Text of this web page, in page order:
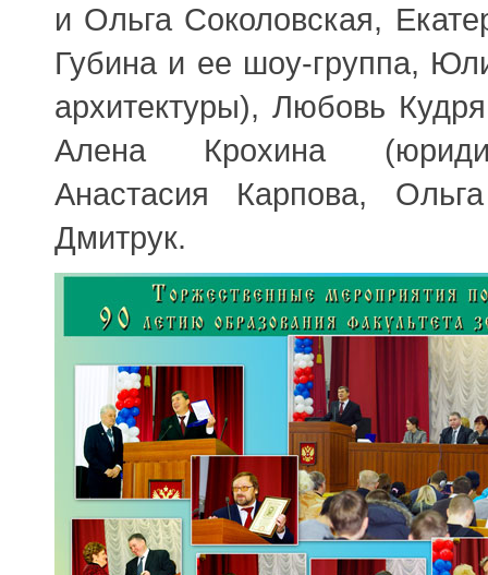
и Ольга Соколовская,
Губина и ее шоу-группа,
архитектуры), Любовь
Алена Крохина
Анастасия Карпова,
Дмитрук.